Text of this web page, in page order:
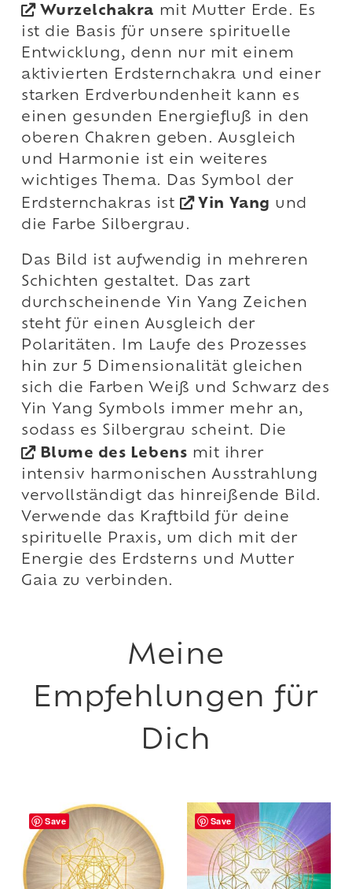
Wurzelchakra mit Mutter Erde. Es
ist die Basis für unsere spirituelle
Entwicklung, denn nur mit einem
aktivierten Erdsternchakra und einer
starken Erdverbundenheit kann es
einen gesunden Energiefluß in den
oberen Chakren geben. Ausgleich
und Harmonie ist ein weiteres
wichtiges Thema. Das Symbol der
Erdsternchakras ist
Yin Yang und
die Farbe Silbergrau.
Das Bild ist aufwendig in mehreren
Schichten gestaltet. Das zart
durchscheinende Yin Yang Zeichen
steht für einen Ausgleich der
Polaritäten. Im Laufe des Prozesses
hin zur 5 Dimensionalität gleichen
sich die Farben Weiß und Schwarz des
Yin Yang Symbols immer mehr an,
sodass es Silbergrau scheint. Die
Blume des Lebens mit ihrer
intensiv harmonischen Ausstrahlung
vervollständigt das hinreißende Bild.
Verwende das Kraftbild für deine
spirituelle Praxis, um dich mit der
Energie des Erdsterns und Mutter
Gaia zu verbinden.
Save Save